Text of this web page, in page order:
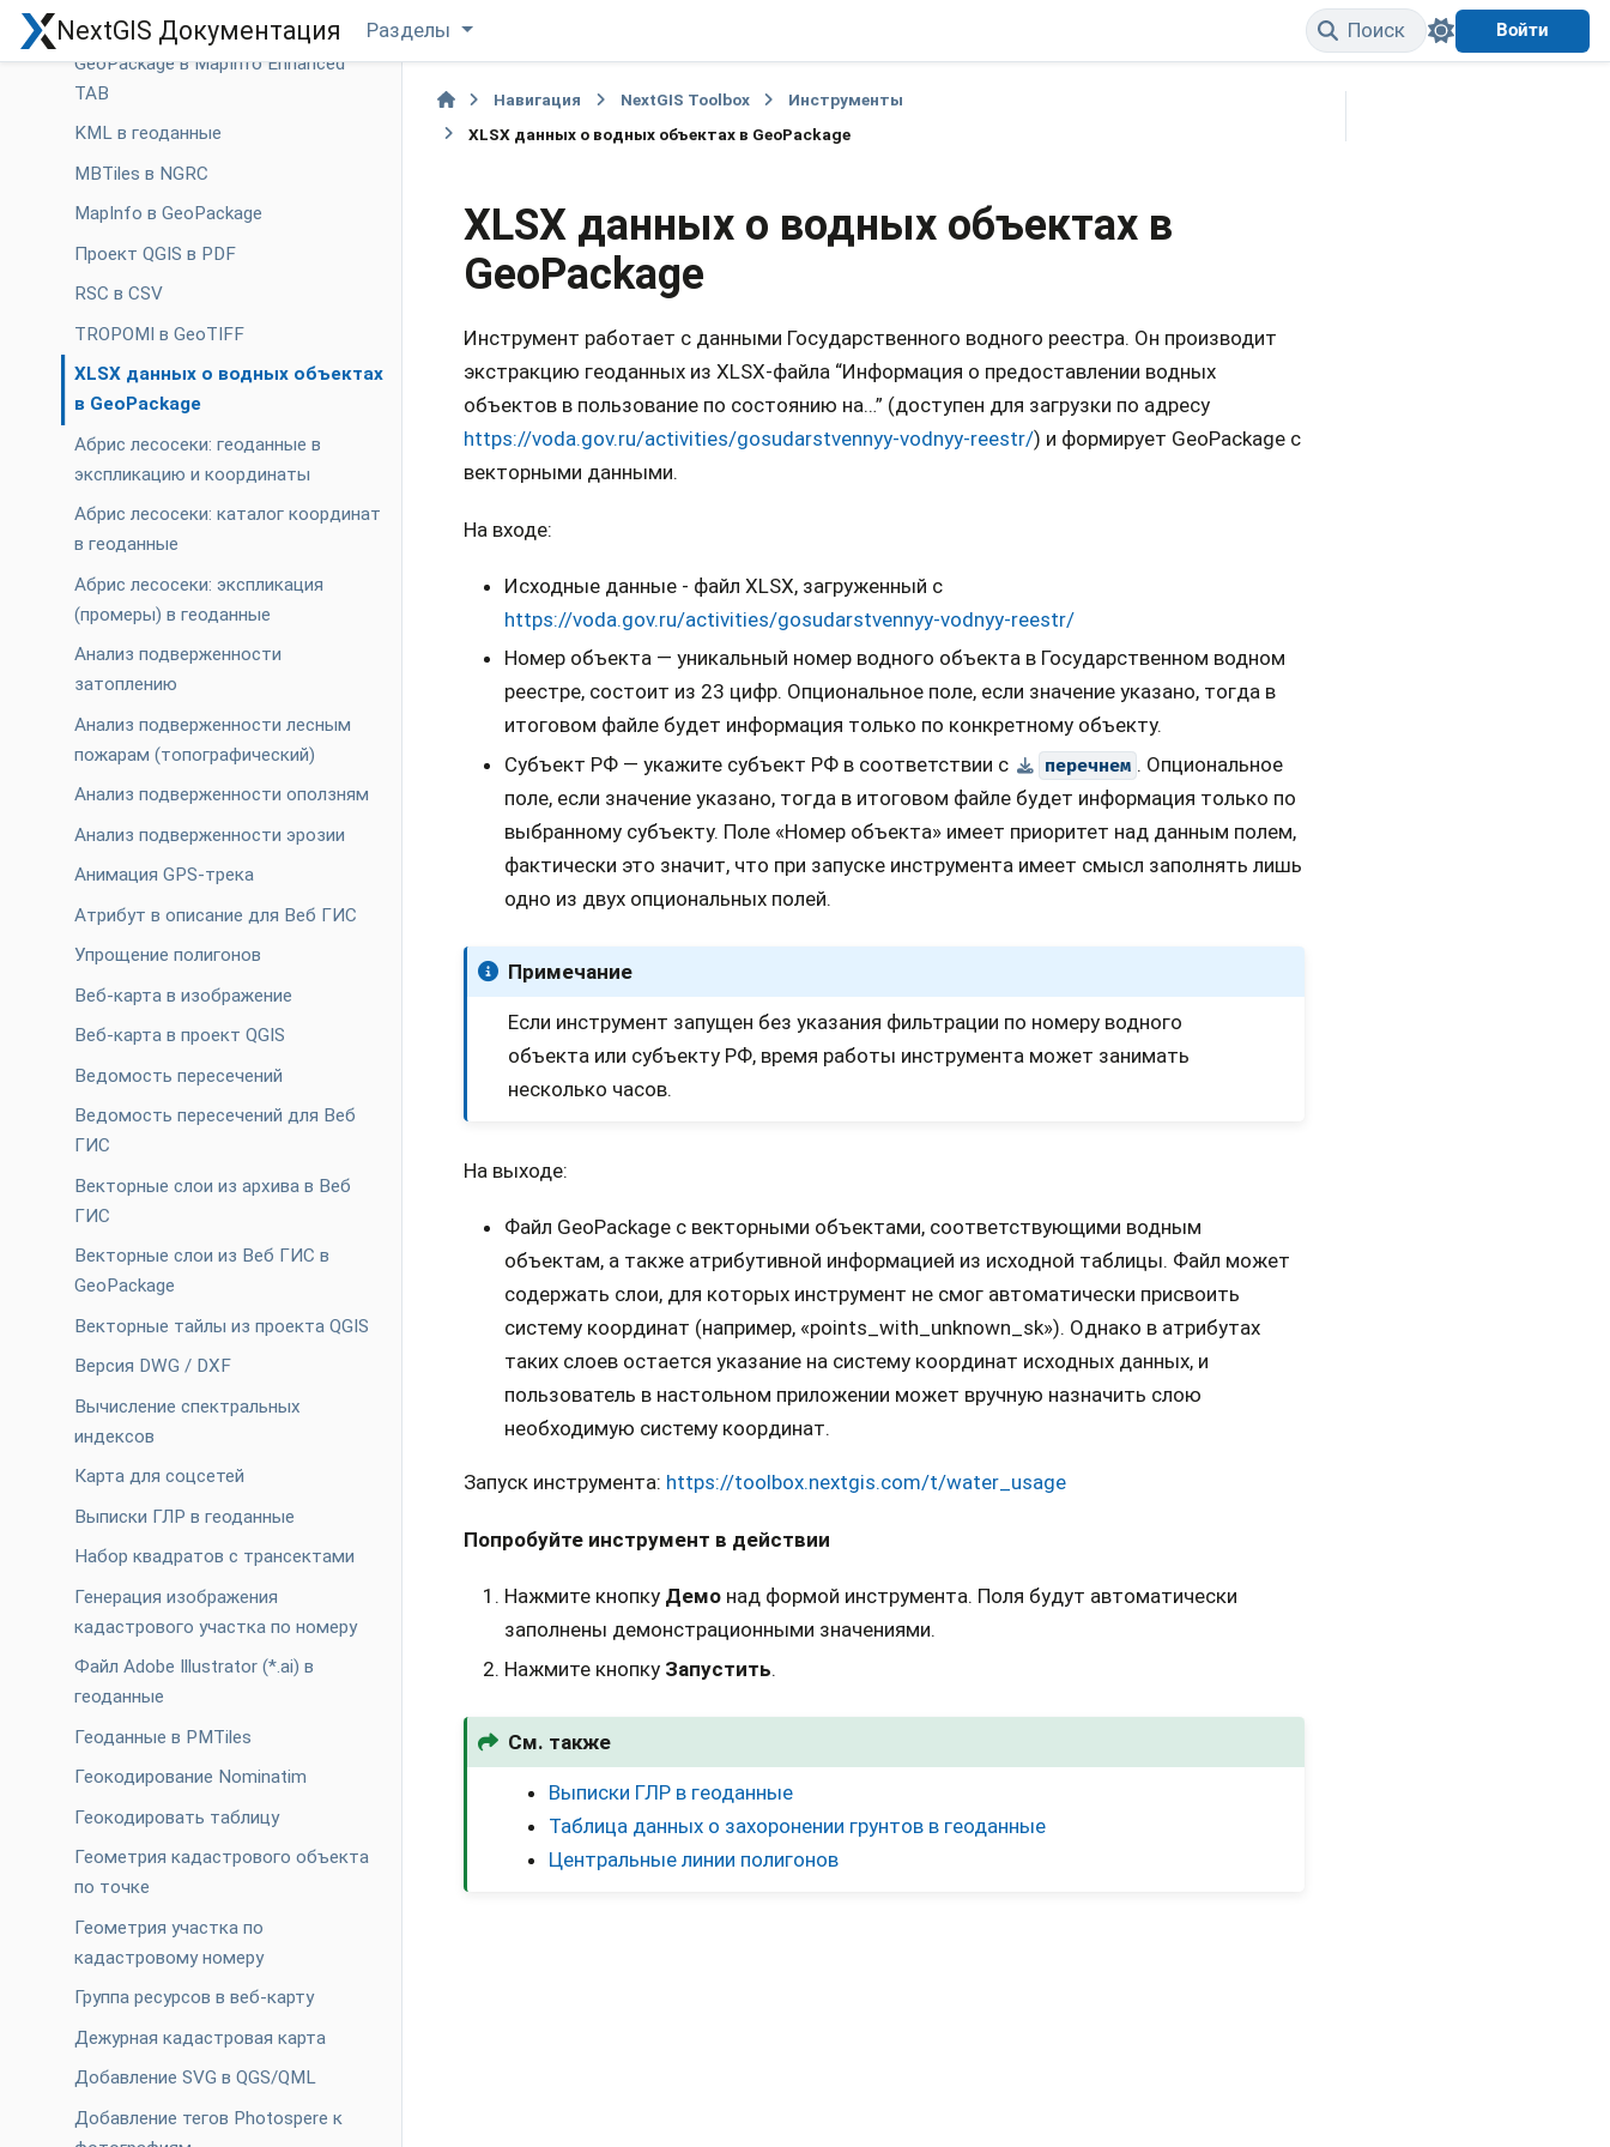
NextGIS Документация Разделы Поиск Войти
DWG в DXF (libdxfrw)
GeoPackage в MapInfo Enhanced
TAB
KML в геоданные
MBTiles в NGRC
MapInfo в GeoPackage
Проект QGIS в PDF
RSC в CSV
TROPOMI в GeoTIFF
XLSX данных о водных объектах
в GeoPackage
Абрис лесосеки: геоданные в
экспликацию и координаты
Абрис лесосеки: каталог координат
в геоданные
Абрис лесосеки: экспликация
(промеры) в геоданные
Анализ подверженности
затоплению
Анализ подверженности лесным
пожарам (топографический)
Анализ подверженности оползням
Анализ подверженности эрозии
Анимация GPS-трека
Атрибут в описание для Веб ГИС
Упрощение полигонов
Веб-карта в изображение
Веб-карта в проект QGIS
Ведомость пересечений
Ведомость пересечений для Веб
ГИС
Векторные слои из архива в Веб
ГИС
Векторные слои из Веб ГИС в
GeoPackage
Векторные тайлы из проекта QGIS
Версия DWG / DXF
Вычисление спектральных
индексов
Карта для соцсетей
Выписки ГЛР в геоданные
Набор квадратов с трансектами
Генерация изображения
кадастрового участка по номеру
Файл Adobe Illustrator (*.ai) в
геоданные
Геоданные в PMTiles
Геокодирование Nominatim
Геокодировать таблицу
Геометрия кадастрового объекта
по точке
Геометрия участка по
кадастровому номеру
Группа ресурсов в веб-карту
Дежурная кадастровая карта
Добавление SVG в QGS/QML
Добавление тегов Photospere к
Навигация NextGIS Toolbox
Инструменты
XLSX данных о водных объектах в GeoPackage
XLSX данных о водных объектах в
GeoPackage
Инструмент работает с данными Государственного водного реестра. Он производит
экстракцию геоданных из XLSX-файла “Информация о предоставлении водных
объектов в пользование по состоянию на…” (доступен для загрузки по адресу
https://voda.gov.ru/activities/gosudarstvennyy-vodnyy-reestr/) и формирует GeoPackage с
векторными данными.
На входе:
Исходные данные - файл XLSX, загруженный с
https://voda.gov.ru/activities/gosudarstvennyy-vodnyy-reestr/
Номер объекта — уникальный номер водного объекта в Государственном водном
реестре, состоит из 23 цифр. Опциональное поле, если значение указано, тогда в
итоговом файле будет информация только по конкретному объекту.
Субъект РФ — укажите субъект РФ в соответствии с
перечнем . Опциональное
поле, если значение указано, тогда в итоговом файле будет информация только по
выбранному субъекту. Поле «Номер объекта» имеет приоритет над данным полем,
фактически это значит, что при запуске инструмента имеет смысл заполнять лишь
одно из двух опциональных полей.
Примечание
Если инструмент запущен без указания фильтрации по номеру водного
объекта или субъекту РФ, время работы инструмента может занимать
несколько часов.
На выходе:
Файл GeoPackage c векторными объектами, соответствующими водным
объектам, а также атрибутивной информацией из исходной таблицы. Файл может
содержать слои, для которых инструмент не смог автоматически присвоить
систему координат (например, «points_with_unknown_sk»). Однако в атрибутах
таких слоев остается указание на систему координат исходных данных, и
пользователь в настольном приложении может вручную назначить слою
необходимую систему координат.
Запуск инструмента: https://toolbox.nextgis.com/t/water_usage
Попробуйте инструмент в действии
Нажмите кнопку Демо над формой инструмента. Поля будут автоматически
заполнены демонстрационными значениями.
Нажмите кнопку Запустить.
См. также
Выписки ГЛР в геоданные
Таблица данных о захоронении грунтов в геоданные
Центральные линии полигонов